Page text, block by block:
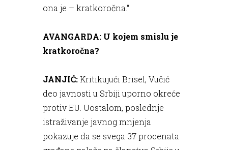
ona je – kratkoročna.“
AVANGARDA: U kojem smislu je
kratkoročna?
JANJIĆ:Kritikujući Brisel, Vučić
deo javnosti u Srbiji uporno okreće
protiv EU. Uostalom, poslednje
istraživanje javnog mnjenja
pokazuje da se svega 37 procenata